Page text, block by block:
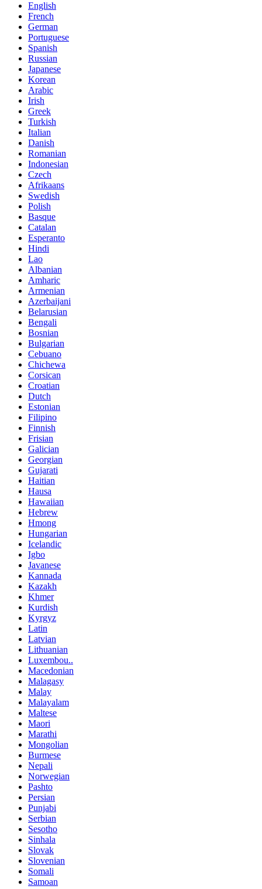
English
French
German
Portuguese
Spanish
Russian
Japanese
Korean
Arabic
Irish
Greek
Turkish
Italian
Danish
Romanian
Indonesian
Czech
Afrikaans
Swedish
Polish
Basque
Catalan
Esperanto
Hindi
Lao
Albanian
Amharic
Armenian
Azerbaijani
Belarusian
Bengali
Bosnian
Bulgarian
Cebuano
Chichewa
Corsican
Croatian
Dutch
Estonian
Filipino
Finnish
Frisian
Galician
Georgian
Gujarati
Haitian
Hausa
Hawaiian
Hebrew
Hmong
Hungarian
Icelandic
Igbo
Javanese
Kannada
Kazakh
Khmer
Kurdish
Kyrgyz
Latin
Latvian
Lithuanian
Luxembou..
Macedonian
Malagasy
Malay
Malayalam
Maltese
Maori
Marathi
Mongolian
Burmese
Nepali
Norwegian
Pashto
Persian
Punjabi
Serbian
Sesotho
Sinhala
Slovak
Slovenian
Somali
Samoan